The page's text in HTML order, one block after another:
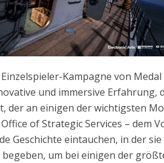
Kampagne von
und immersive Erfahrung,
der an einigen der wichtigsten
of Strategic Services – dem
Geschichte eintauchen, in der
begeben, um bei einigen der